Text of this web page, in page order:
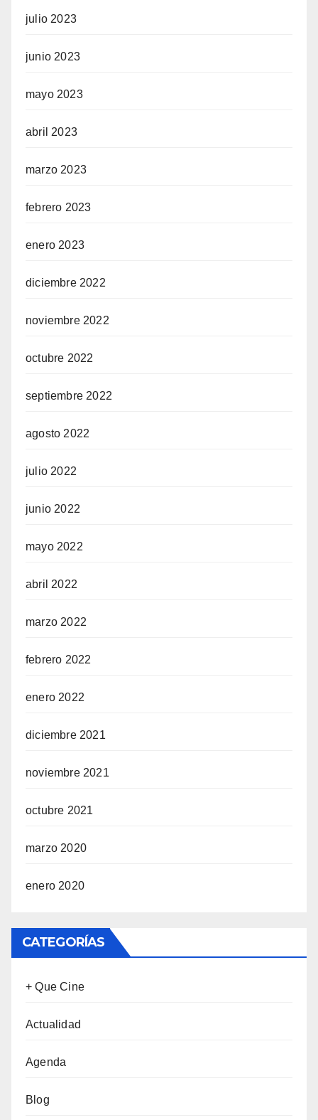
julio 2023
junio 2023
mayo 2023
abril 2023
marzo 2023
febrero 2023
enero 2023
diciembre 2022
noviembre 2022
octubre 2022
septiembre 2022
agosto 2022
julio 2022
junio 2022
mayo 2022
abril 2022
marzo 2022
febrero 2022
enero 2022
diciembre 2021
noviembre 2021
octubre 2021
marzo 2020
enero 2020
CATEGORÍAS
+ Que Cine
Actualidad
Agenda
Blog